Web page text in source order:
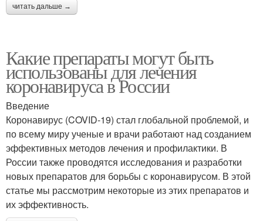
читать дальше →
Какие препараты могут быть
использованы для лечения
коронавируса в России
Введение
Коронавирус (COVID-19) стал глобальной проблемой, и
по всему миру ученые и врачи работают над созданием
эффективных методов лечения и профилактики. В
России также проводятся исследования и разработки
новых препаратов для борьбы с коронавирусом. В этой
статье мы рассмотрим некоторые из этих препаратов и
их эффективность.